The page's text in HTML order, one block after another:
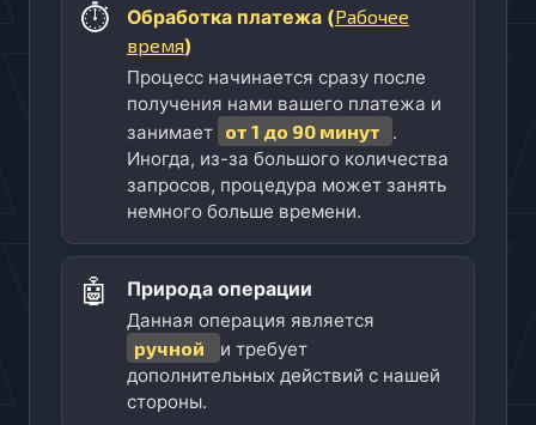
⏱️ Обработка платежа (Рабочее
время)
Процесс начинается сразу после
получения нами вашего платежа и
занимает от 1 до 90 минут
.
Иногда, из-за большого количества
запросов, процедура может занять
немного больше времени.
🤖
Природа операции
Данная операция является
ручной
и требует
дополнительных действий с нашей
стороны.